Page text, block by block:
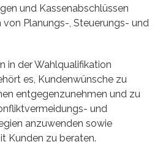
und Kassenabschlüssen
Planungs-, Steuerungs- und
in der Wahlqualifikation
es, Kundenwünsche zu
entgegenzunehmen und zu
und
anzuwenden sowie
Kunden zu beraten.